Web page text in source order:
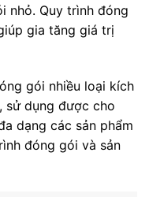
nhỏ. Quy trình đóng
gia tăng giá trị
gói nhiều loại kích
sử dụng được cho
dạng các sản phẩm
đóng gói và sản